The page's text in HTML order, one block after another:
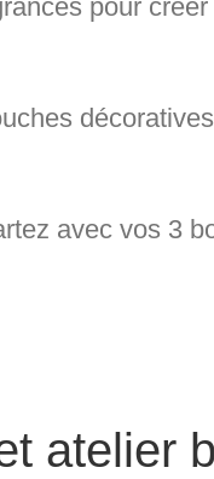
pour
avec vos 3
atelier